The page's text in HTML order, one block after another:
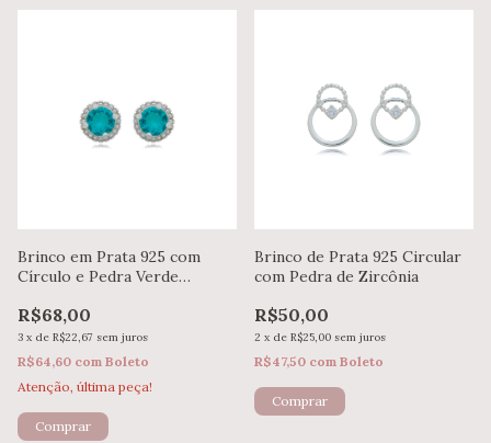
Brinco em Prata 925 com
Círculo e Pedra Verde
R$68,00
3 x de R$22,67 sem juros
R$64,60 com Boleto
Atenção, última peça!
Brinco de Prata 925 Circular
com Pedra de Zircônia
R$50,00
2 x de R$25,00 sem juros
R$47,50 com Boleto